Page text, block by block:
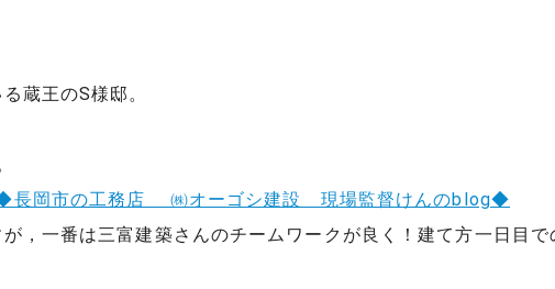
蔵王のS様邸。
，一番は三富建築さんのチームワークが良く！建て方一日目